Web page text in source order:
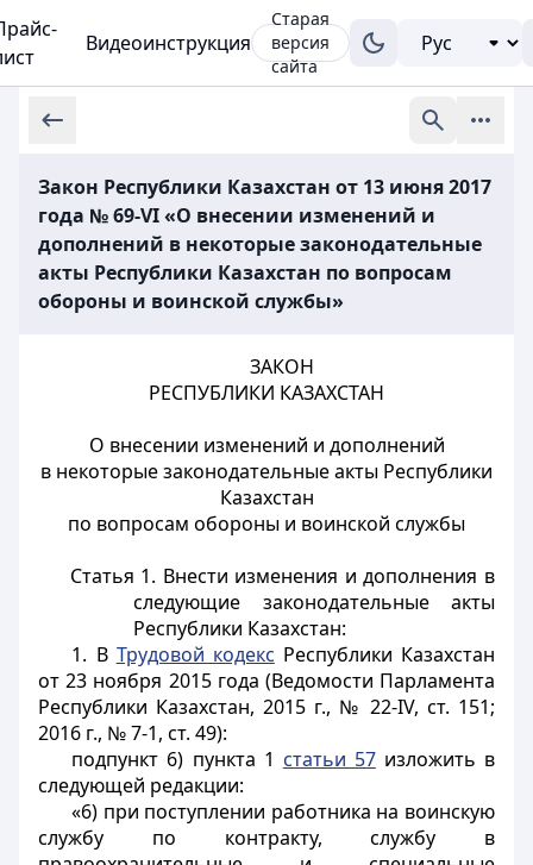
Видеоинструкция
Старая
версия
сайта
Закон Республики Казахстан от 13 июня 2017
года № 69-VI «О внесении изменений и
дополнений в некоторые законодательные
акты Республики Казахстан по вопросам
обороны и воинской службы»
ЗАКОН
РЕСПУБЛИКИ КАЗАХСТАН
О внесении изменений и дополнений
в некоторые законодательные акты Республики
Казахстан
по вопросам обороны и воинской службы
Статья 1. Внести изменения и дополнения в
следующие законодательные акты
Республики Казахстан:
1. В Трудовой кодекс Республики Казахстан
от 23 ноября 2015 года (Ведомости Парламента
Республики Казахстан, 2015 г., № 22-IV, ст. 151;
2016 г., № 7-1, ст. 49):
подпункт 6) пункта 1 статьи 57изложить в
следующей редакции:
«6) при поступлении работника на воинскую
службу по контракту, службу в